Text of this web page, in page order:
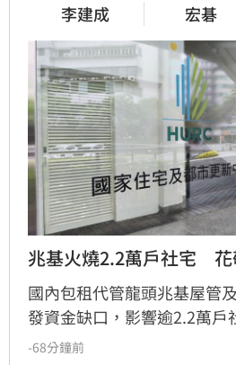
李建成 宏碁
兆基火燒2.2萬戶社宅　
國內包租代管龍頭兆基屋管
發資金缺口，影響逾2.2萬戶
慌。國家住都中心董事長花
-68分鐘前